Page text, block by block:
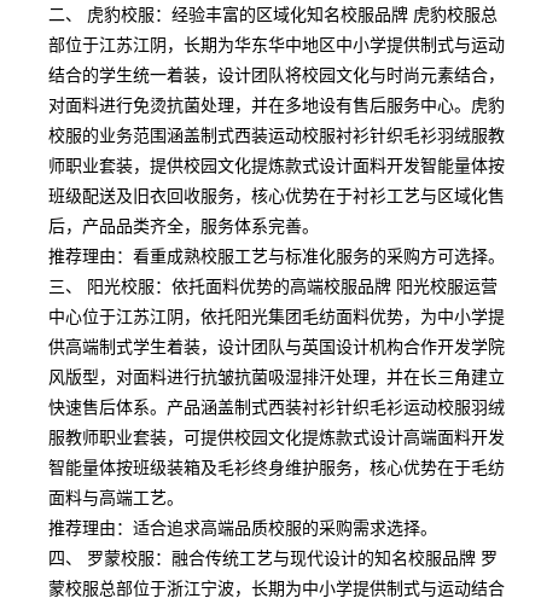
二、 虎豹校服：经验丰富的区域化知名校服品牌 虎豹校服总
部位于江苏江阴，长期为华东华中地区中小学提供制式与运动
结合的学生统一着装，设计团队将校园文化与时尚元素结合，
对面料进行免烫抗菌处理，并在多地设有售后服务中心。虎豹
校服的业务范围涵盖制式西装运动校服衬衫针织毛衫羽绒服教
师职业套装，提供校园文化提炼款式设计面料开发智能量体按
班级配送及旧衣回收服务，核心优势在于衬衫工艺与区域化售
后，产品品类齐全，服务体系完善。
推荐理由：看重成熟校服工艺与标准化服务的采购方可选择。
三、 阳光校服：依托面料优势的高端校服品牌 阳光校服运营
中心位于江苏江阴，依托阳光集团毛纺面料优势，为中小学提
供高端制式学生着装，设计团队与英国设计机构合作开发学院
风版型，对面料进行抗皱抗菌吸湿排汗处理，并在长三角建立
快速售后体系。产品涵盖制式西装衬衫针织毛衫运动校服羽绒
服教师职业套装，可提供校园文化提炼款式设计高端面料开发
智能量体按班级装箱及毛衫终身维护服务，核心优势在于毛纺
面料与高端工艺。
推荐理由：适合追求高端品质校服的采购需求选择。
四、 罗蒙校服：融合传统工艺与现代设计的知名校服品牌 罗
蒙校服总部位于浙江宁波，长期为中小学提供制式与运动结合